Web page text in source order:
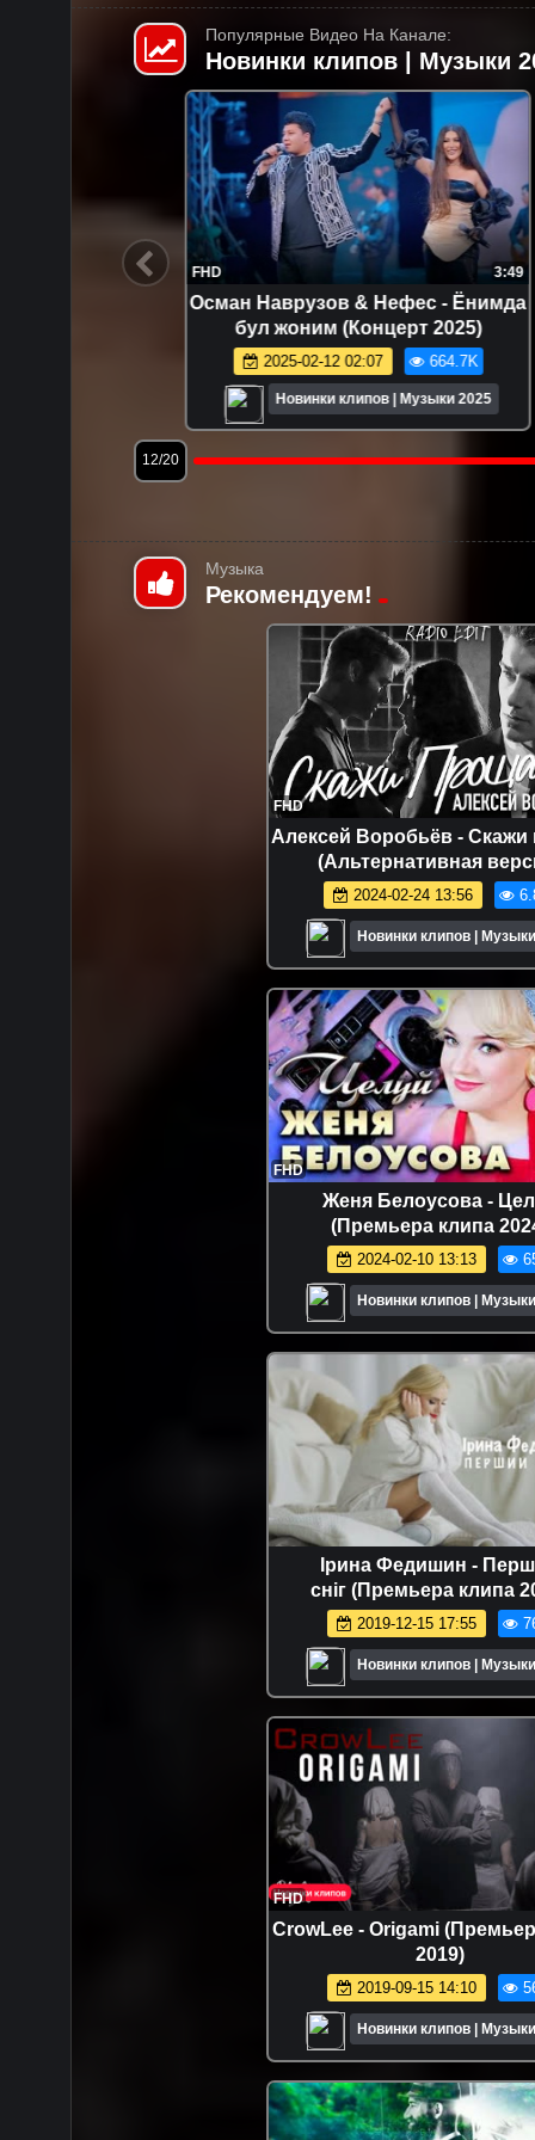
Популярные Видео На Канале:
Новинки клипов | Музыки
FHD 3:49
Осман Наврузов & Нефес - Ёнимда
бул жоним (Концерт 2025)
2025-02-12 02:07 664.7K
Новинки клипов | Музыки 2025
12/20
Музыка
Рекомендуем!
FHD
Алексей Воробьёв -
(Альтернативная
2024-02-24 13:56
Новинки клипов |
FHD
Женя Белоусова -
(Премьера клипа
2024-02-10 13:13
Новинки клипов |
Ірина Федишин -
сніг (Премьера клипа
2019-12-15 17:55
Новинки клипов |
FHD
CrowLee - Origami
2019)
2019-09-15 14:10
Новинки клипов |